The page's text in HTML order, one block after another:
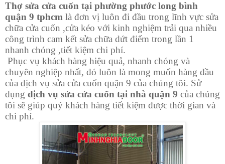
Thợ sửa cửa cuốn tại phường phước long bình
quận 9 tphcm là đơn vị luôn đi đầu trong lĩnh vực sửa
chữa cửa cuốn ,cửa kéo với kinh nghiệm trải qua nhiều
công trình cam kết sửa chữa dứt điểm trong lần 1
nhanh chóng ,tiết kiệm chi phí.
Phục vụ khách hàng hiệu quả, nhanh chóng và
chuyên nghiệp nhất, đó luôn là mong muốn hàng đầu
của dịch vụ sửa cửa cuốn quận 9 của chúng tôi. Sử
dụng dịch vụ sửa cửa cuốn tại nhà quận 9 của chúng
tôi sẽ giúp quý khách hàng tiết kiệm được thời gian và
chi phí.